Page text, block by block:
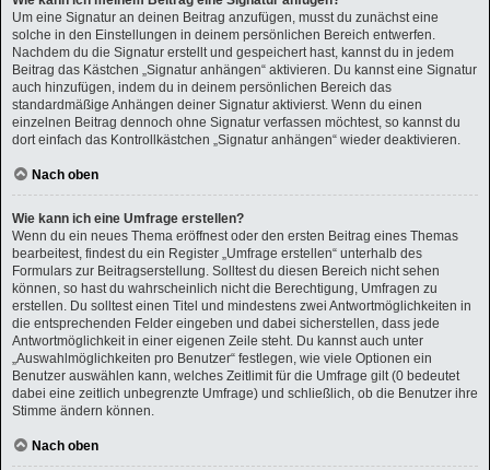
Um eine Signatur an deinen Beitrag anzufügen, musst du zunächst eine
solche in den Einstellungen in deinem persönlichen Bereich entwerfen.
Nachdem du die Signatur erstellt und gespeichert hast, kannst du in jedem
Beitrag das Kästchen „Signatur anhängen“ aktivieren. Du kannst eine Signatur
auch hinzufügen, indem du in deinem persönlichen Bereich das
standardmäßige Anhängen deiner Signatur aktivierst. Wenn du einen
einzelnen Beitrag dennoch ohne Signatur verfassen möchtest, so kannst du
dort einfach das Kontrollkästchen „Signatur anhängen“ wieder deaktivieren.
Nach oben
Wie kann ich eine Umfrage erstellen?
Wenn du ein neues Thema eröffnest oder den ersten Beitrag eines Themas
bearbeitest, findest du ein Register „Umfrage erstellen“ unterhalb des
Formulars zur Beitragserstellung. Solltest du diesen Bereich nicht sehen
können, so hast du wahrscheinlich nicht die Berechtigung, Umfragen zu
erstellen. Du solltest einen Titel und mindestens zwei Antwortmöglichkeiten in
die entsprechenden Felder eingeben und dabei sicherstellen, dass jede
Antwortmöglichkeit in einer eigenen Zeile steht. Du kannst auch unter
„Auswahlmöglichkeiten pro Benutzer“ festlegen, wie viele Optionen ein
Benutzer auswählen kann, welches Zeitlimit für die Umfrage gilt (0 bedeutet
dabei eine zeitlich unbegrenzte Umfrage) und schließlich, ob die Benutzer ihre
Stimme ändern können.
Nach oben